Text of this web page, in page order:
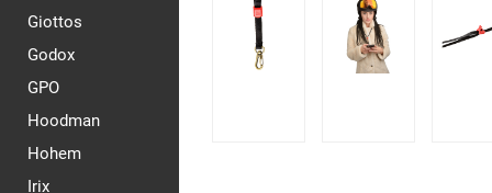
Giottos
Godox
GPO
Hoodman
Hohem
Irix